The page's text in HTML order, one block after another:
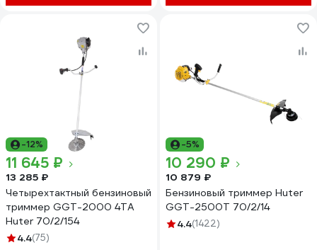
-12%
11 645 ₽
13 285 ₽
Четырехтактный бензиновый
триммер GGT-2000 4ТА
Huter 70/2/154
4.4(75)
-5%
10 290 ₽
10 879 ₽
Бензиновый триммер Huter
GGT-2500Т 70/2/14
4.4(1422)